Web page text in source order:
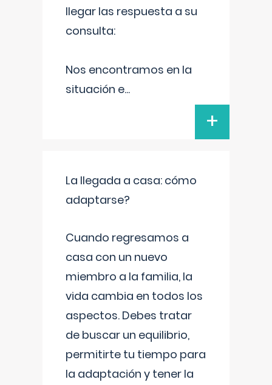
llegar las respuesta a su
consulta:
Nos encontramos en la
situación e...
+
La llegada a casa: cómo
adaptarse?
Cuando regresamos a
casa con un nuevo
miembro a la familia, la
vida cambia en todos los
aspectos. Debes tratar
de buscar un equilibrio,
permitirte tu tiempo para
la adaptación y tener la